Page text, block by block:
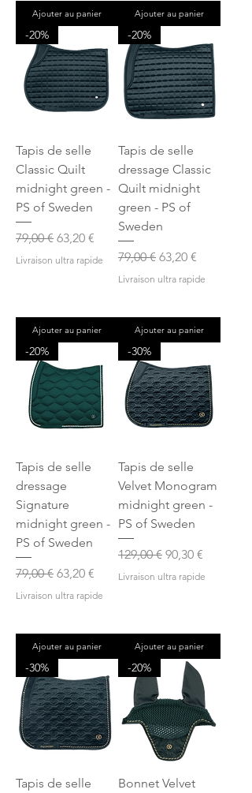
Ajouter au panier Ajouter au panier
-20%
Tapis de selle
Classic Quilt
midnight green -
PS of Sweden
Prix original
79,00 € Prix promotionnel
63,20 €
Livraison ultra rapide
Ajouter au panier
-20%
Tapis de selle
dressage Classic
Quilt midnight
green - PS of
Sweden
Prix original
79,00 € Prix promotionnel
63,20 €
Livraison ultra rapide
Ajouter au panier
-20%
Tapis de selle
dressage
Signature
midnight green -
PS of Sweden
Prix original
79,00 € Prix promotionnel
63,20 €
Livraison ultra rapide
Ajouter au panier
-30%
Tapis de selle
Velvet Monogram
midnight green -
PS of Sweden
Prix original
129,00 € Prix
90,30 €
Livraison ultra rapide
Ajouter au panier
-30%
Tapis de selle
-20%
Bonnet Velvet